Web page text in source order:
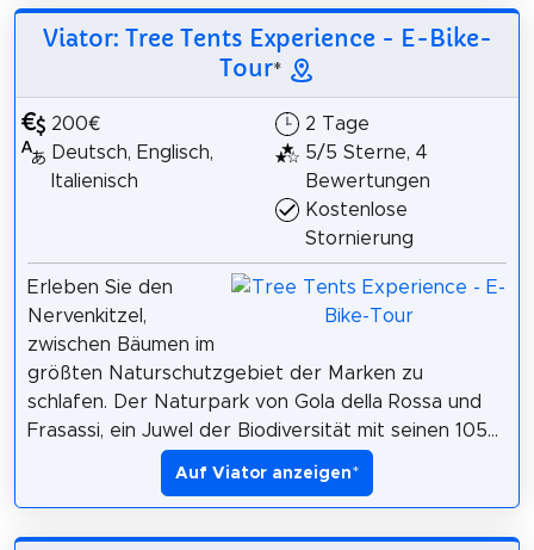
Viator: Tree Tents Experience - E-Bike-
Tour*
200€
Deutsch, Englisch,
Italienisch
2 Tage
5/5 Sterne, 4
Bewertungen
Kostenlose
Stornierung
Erleben Sie den
Nervenkitzel,
zwischen Bäumen im
größten Naturschutzgebiet der Marken zu
schlafen. Der Naturpark von Gola della Rossa und
Frasassi, ein Juwel der Biodiversität mit seinen 105...
Auf Viator anzeigen*